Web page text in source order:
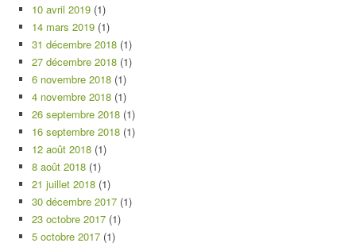
10 avril 2019 (1)
14 mars 2019 (1)
31 décembre 2018 (1)
27 décembre 2018 (1)
6 novembre 2018 (1)
4 novembre 2018 (1)
26 septembre 2018 (1)
16 septembre 2018 (1)
12 août 2018 (1)
8 août 2018 (1)
21 juillet 2018 (1)
30 décembre 2017 (1)
23 octobre 2017 (1)
5 octobre 2017 (1)